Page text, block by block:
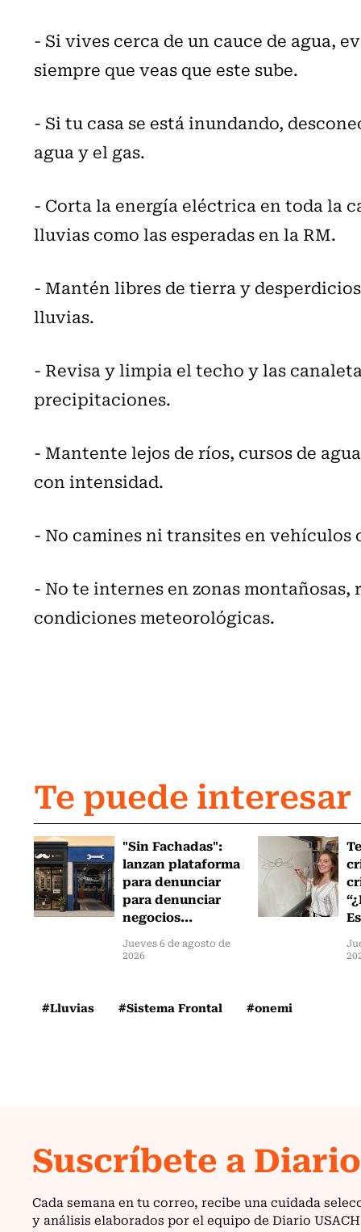
- Si vives cerca de un cauce de agua,
siempre que veas que este sube.
- Si tu casa se está inundando,
agua y el gas.
- Corta la energía eléctrica en toda la
lluvias como las esperadas en la RM.
- Mantén libres de tierra y
lluvias.
- Revisa y limpia el techo y las
precipitaciones.
- Mantente lejos de ríos, cursos de
con intensidad.
- No camines ni transites en vehículos
- No te internes en zonas montañosas,
condiciones meteorológicas.
Te puede interesar
"Sin Fachadas":
lanzan plataforma
para denunciar
para denunciar
negocios...
Jueves 6 de agosto de
2026
#Lluvias #Sistema Frontal #onemi